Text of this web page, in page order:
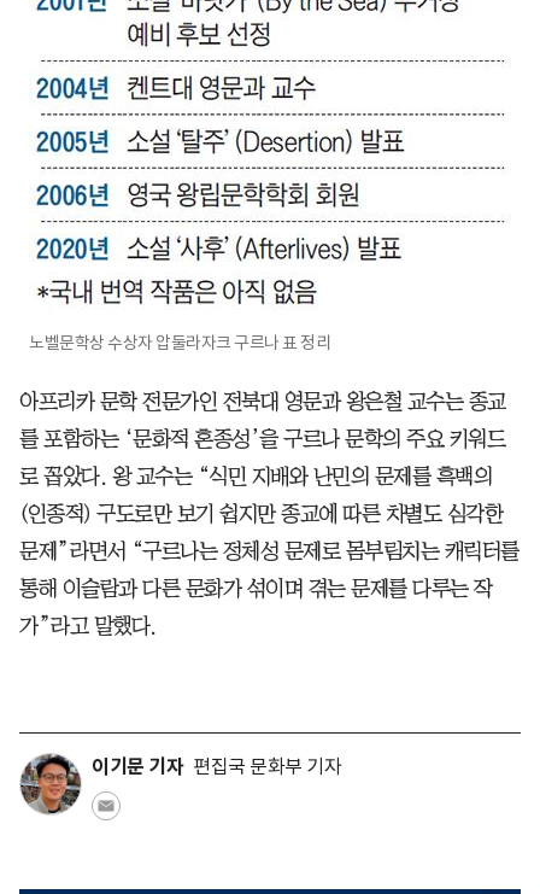
노벨문학상 수상자 압둘라자크 구르나 표 정리
아프리카 문학 전문가인 전북대 영문과 왕은철 교수는 종교
를 포함하는 ‘문화적 혼종성’을 구르나 문학의 주요 키워드
로 꼽았다. 왕 교수는 “식민 지배와 난민의 문제를 흑백의
(인종적) 구도로만 보기 쉽지만 종교에 따른 차별도 심각한
문제”라면서 “구르나는 정체성 문제로 몸부림치는 캐릭터를
통해 이슬람과 다른 문화가 섞이며 겪는 문제를 다루는 작
가”라고 말했다.
이기문 기자 편집국 문화부 기자